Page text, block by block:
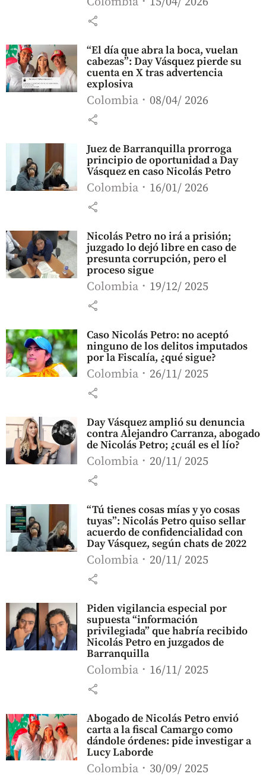
share
“El día que abra la boca, vuelan
cabezas”: Day Vásquez pierde su
cuenta en X tras advertencia
explosiva
Colombia 08/04/ 2026
share
Juez de Barranquilla prorroga
principio de oportunidad a Day
Vásquez en caso Nicolás Petro
Colombia 16/01/ 2026
share
Nicolás Petro no irá a prisión;
juzgado lo dejó libre en caso de
presunta corrupción, pero el
proceso sigue
Colombia 19/12/ 2025
share
Caso Nicolás Petro: no aceptó
ninguno de los delitos imputados
por la Fiscalía, ¿qué sigue?
Colombia 26/11/ 2025
share
Day Vásquez amplió su denuncia
contra Alejandro Carranza, abogado
de Nicolás Petro; ¿cuál es el lío?
Colombia 20/11/ 2025
share
“Tú tienes cosas mías y yo cosas
tuyas”: Nicolás Petro quiso sellar
acuerdo de confidencialidad con
Day Vásquez, según chats de 2022
Colombia 20/11/ 2025
share
Piden vigilancia especial por
supuesta “información
privilegiada” que habría recibido
Nicolás Petro en juzgados de
Barranquilla
Colombia 16/11/ 2025
share
Abogado de Nicolás Petro envió
carta a la fiscal Camargo como
dándole órdenes: pide investigar a
Lucy Laborde
Colombia 30/09/ 2025